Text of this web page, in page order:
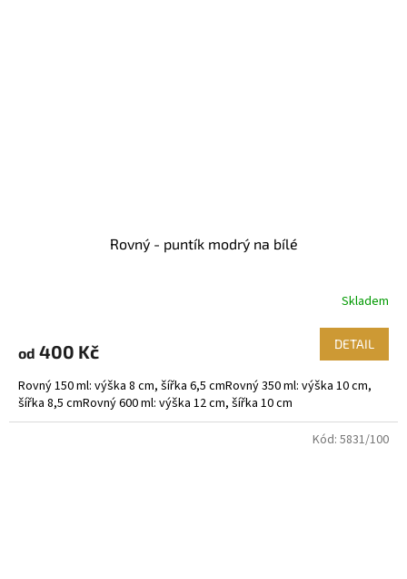
Rovný - puntík modrý na bílé
Skladem
od 400 Kč DETAIL
Rovný 150 ml: výška 8 cm, šířka 6,5 cmRovný 350 ml: výška 10 cm,
šířka 8,5 cmRovný 600 ml: výška 12 cm, šířka 10 cm
Kód: 5831/100